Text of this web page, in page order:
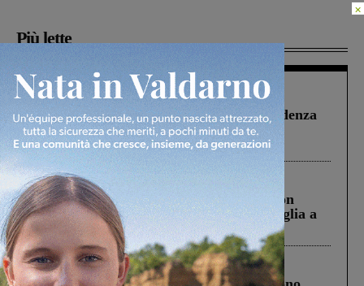
Più lette
Figline Incisa Valdarno 1 Agosto 2026
Piscina di Figline finanziata oltre la scadenza
Pnrr, il gruppo di Fratelli d’Italia: “Un
ringraziamento al Governo”
Cronaca 3 Agosto 2026
Scomparso da una struttura di Castiglion
Fiorentino l’uomo che aveva ucciso la figlia a
Levane nel 2020
Cronaca 4 Agosto 2026
×